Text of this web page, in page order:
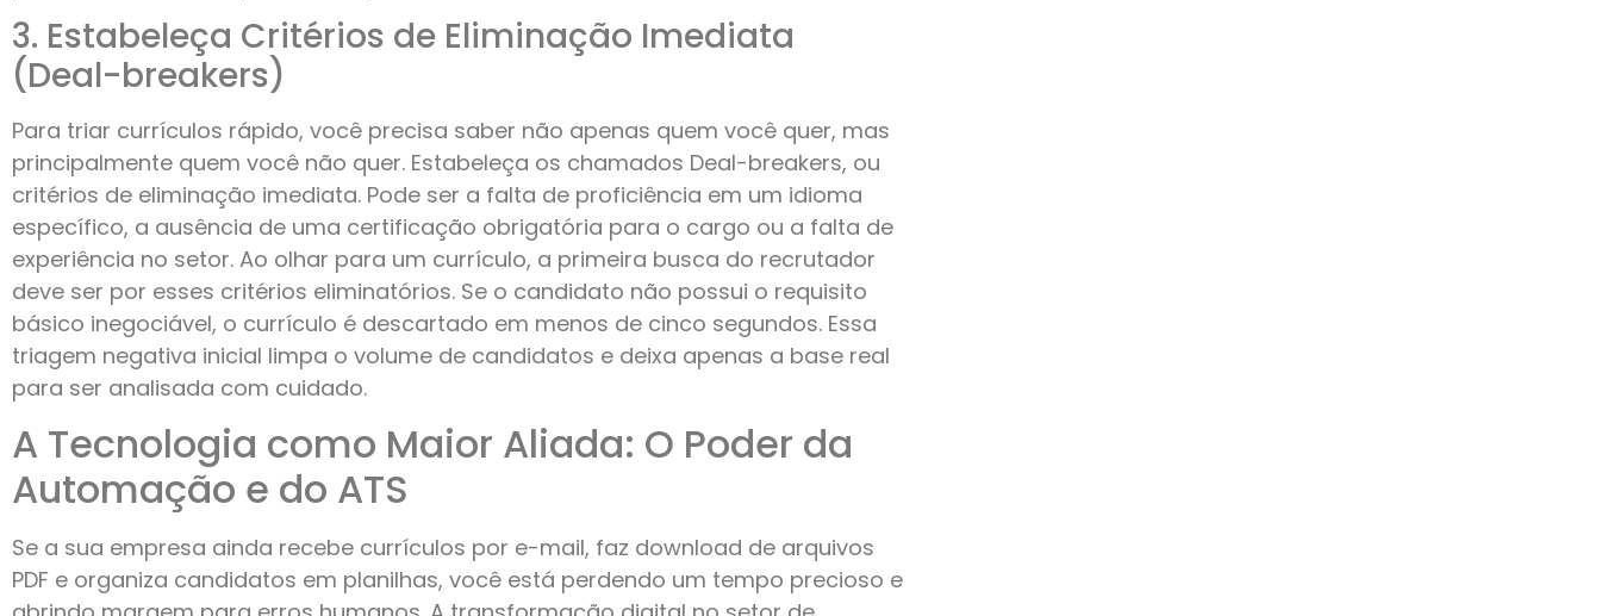
3. Estabeleça Critérios de Eliminação Imediata
(Deal-breakers)
Para triar currículos rápido, você precisa saber não apenas quem você quer, mas
principalmente quem você não quer. Estabeleça os chamados Deal-breakers, ou
critérios de eliminação imediata. Pode ser a falta de proficiência em um idioma
específico, a ausência de uma certificação obrigatória para o cargo ou a falta de
experiência no setor. Ao olhar para um currículo, a primeira busca do recrutador
deve ser por esses critérios eliminatórios. Se o candidato não possui o requisito
básico inegociável, o currículo é descartado em menos de cinco segundos. Essa
triagem negativa inicial limpa o volume de candidatos e deixa apenas a base real
para ser analisada com cuidado.
A Tecnologia como Maior Aliada: O Poder da
Automação e do ATS
Se a sua empresa ainda recebe currículos por e-mail, faz download de arquivos
PDF e organiza candidatos em planilhas, você está perdendo um tempo precioso e